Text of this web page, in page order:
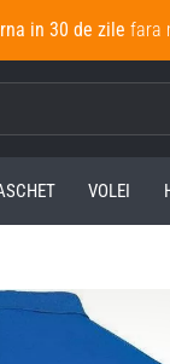
in 30 de zile fara
VOLEI